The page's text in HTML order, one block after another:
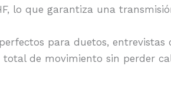
lo que garantiza una
para duetos,
de movimiento sin perder